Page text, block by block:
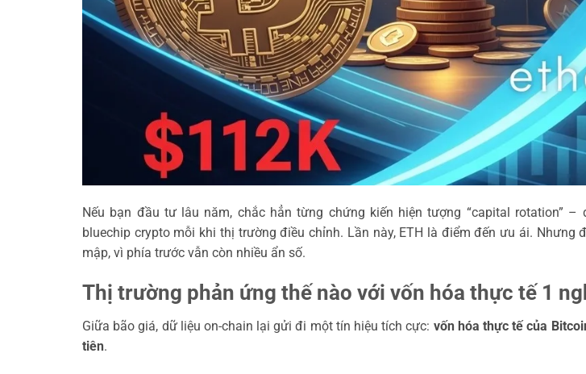
Nếu bạn đầu tư lâu năm, chắc hẳn từng chứng kiến hiện tượng “capital rotation” –
bluechip crypto mỗi khi thị trường điều chỉnh. Lần này, ETH là điểm đến ưu ái. Nhưng
mập, vì phía trước vẫn còn nhiều ẩn số.
Thị trường phản ứng thế nào với vốn hóa thực tế 1
Giữa bão giá, dữ liệu on-chain lại gửi đi một tín hiệu tích cực: vốn hóa thực tế của
tiên.